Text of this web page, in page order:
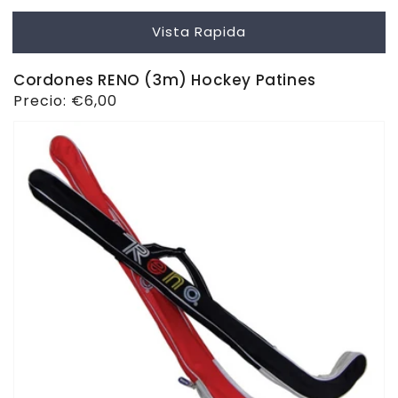
Vista Rapida
Cordones RENO (3m) Hockey Patines
Precio
Precio: €6,00